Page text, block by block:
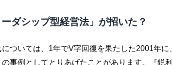
ーダシップ型経営法」が招いた？
については、1年でV字回復を果たした2001年
事例としてとりあげたことがあります。『鋭